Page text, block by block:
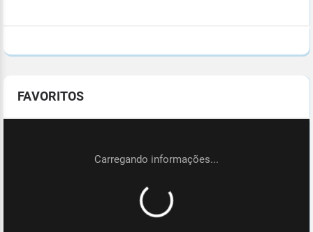
FAVORITOS